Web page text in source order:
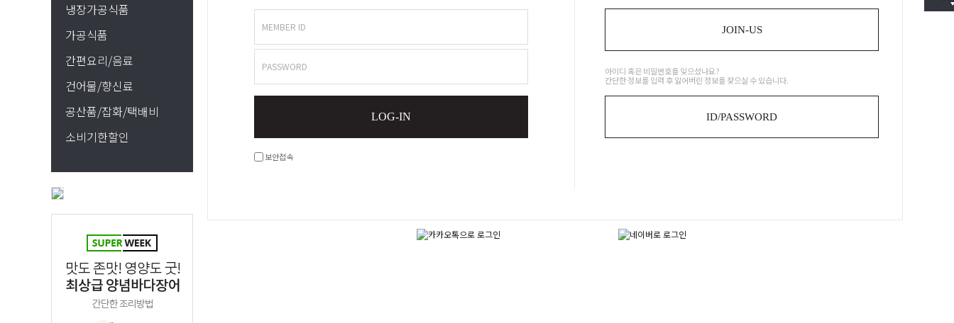
냉장가공식품
가공식품
간편요리/음료
건어물/향신료
공산품/잡화/택배비
소비기한할인
MEMBER ID
PASSWORD
LOG-IN
보안접속
JOIN-US
아이디 혹은 비밀번호를 잊으셨나요?
간단한 정보를 입력 후 잃어버린 정보를 찾으실 수 있습니다.
ID/PASSWORD